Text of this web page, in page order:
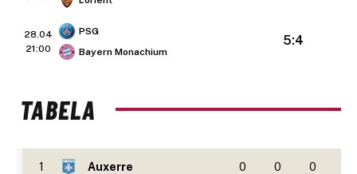
28.04
21:00
PSG
Bayern Monachium
5:4
TABELA
1 Auxerre 0 0 0